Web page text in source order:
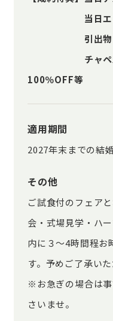
当日エンド
引出物・引
チャペル挙
100％OFF等
適用期間
2027年末までの結
その他
ご試食付のフェア
会・式場見学・ハ
内に３～4時間程お
す。予めご了承い
※お急ぎの場合は
さいませ。